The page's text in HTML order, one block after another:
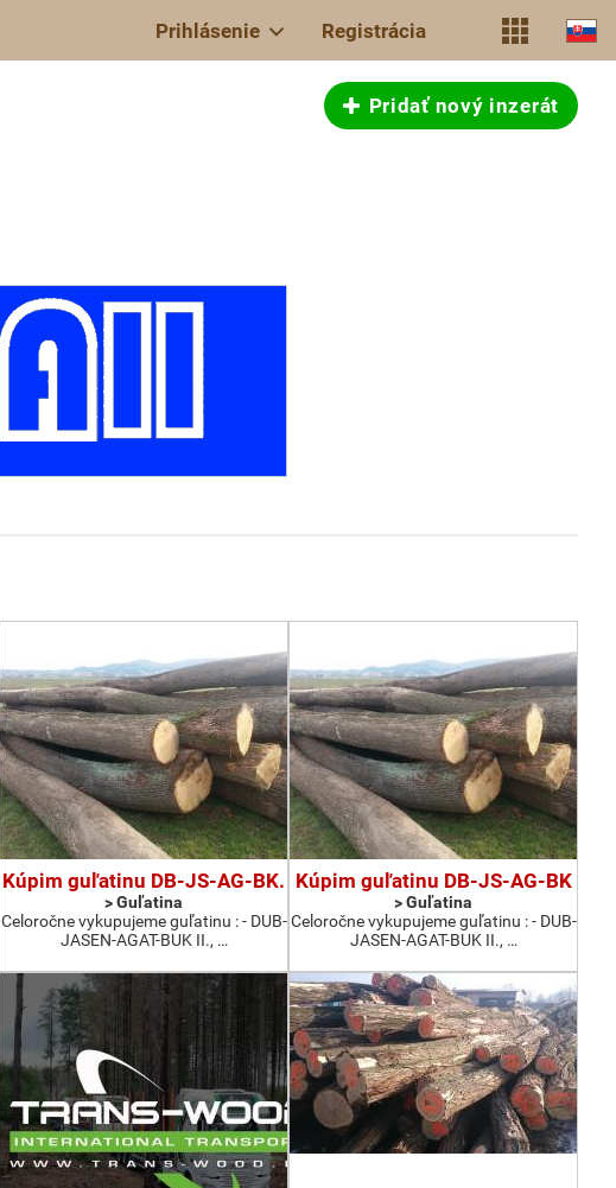
Prihlásenie Registrácia
Pridať nový inzerát
Kúpim guľatinu DB-JS-AG-BK.
> Guľatina
Celoročne vykupujeme guľatinu : - DUB-
JASEN-AGAT-BUK II., …
Kúpim guľatinu DB-JS-AG-BK
> Guľatina
Celoročne vykupujeme guľatinu : - DUB-
JASEN-AGAT-BUK II., …